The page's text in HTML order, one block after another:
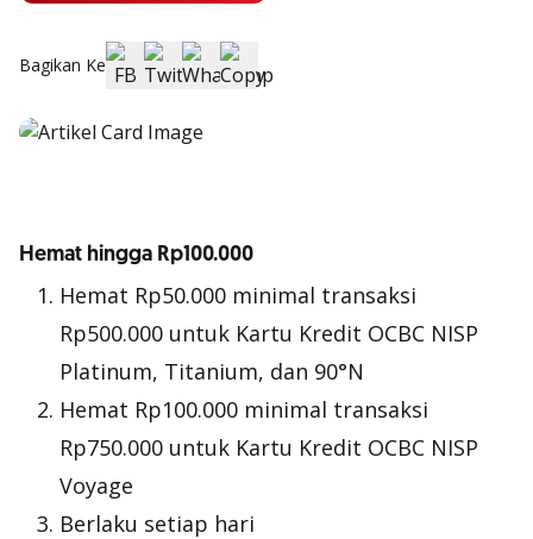
Bagikan Ke
Hemat hingga Rp100.000
Hemat Rp50.000 minimal transaksi
Rp500.000 untuk Kartu Kredit OCBC NISP
Platinum, Titanium, dan 90°N
Hemat Rp100.000 minimal transaksi
Rp750.000 untuk Kartu Kredit OCBC NISP
Voyage
Berlaku setiap hari